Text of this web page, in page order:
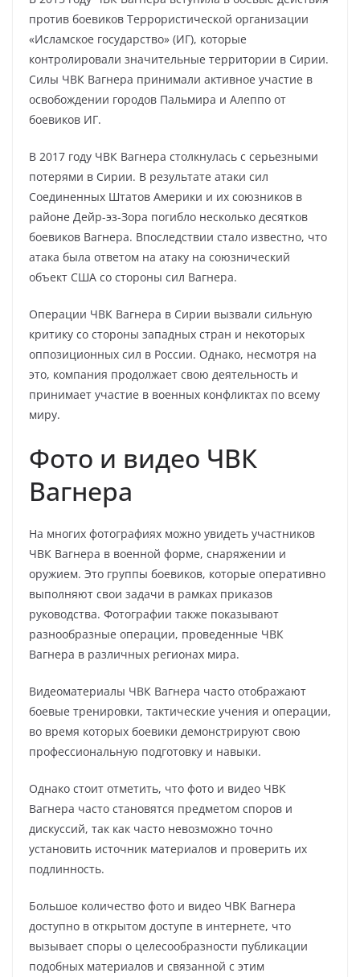
против боевиков Террористической организации
«Исламское государство» (ИГ), которые
контролировали значительные территории в Сирии.
Силы ЧВК Вагнера принимали активное участие в
освобождении городов Пальмира и Алеппо от
боевиков ИГ.
В 2017 году ЧВК Вагнера столкнулась с серьезными
потерями в Сирии. В результате атаки сил
Соединенных Штатов Америки и их союзников в
районе Дейр-эз-Зора погибло несколько десятков
боевиков Вагнера. Впоследствии стало известно, что
атака была ответом на атаку на союзнический
объект США со стороны сил Вагнера.
Операции ЧВК Вагнера в Сирии вызвали сильную
критику со стороны западных стран и некоторых
оппозиционных сил в России. Однако, несмотря на
это, компания продолжает свою деятельность и
принимает участие в военных конфликтах по всему
миру.
Фото и видео ЧВК
Вагнера
На многих фотографиях можно увидеть участников
ЧВК Вагнера в военной форме, снаряжении и
оружием. Это группы боевиков, которые оперативно
выполняют свои задачи в рамках приказов
руководства. Фотографии также показывают
разнообразные операции, проведенные ЧВК
Вагнера в различных регионах мира.
Видеоматериалы ЧВК Вагнера часто отображают
боевые тренировки, тактические учения и операции,
во время которых боевики демонстрируют свою
профессиональную подготовку и навыки.
Однако стоит отметить, что фото и видео ЧВК
Вагнера часто становятся предметом споров и
дискуссий, так как часто невозможно точно
установить источник материалов и проверить их
подлинность.
Большое количество фото и видео ЧВК Вагнера
доступно в открытом доступе в интернете, что
вызывает споры о целесообразности публикации
подобных материалов и связанной с этим